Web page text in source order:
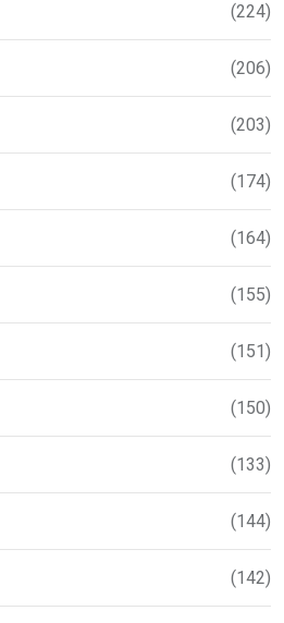
(224)
(206)
(203)
(174)
(164)
(155)
(151)
(150)
(133)
(144)
(142)